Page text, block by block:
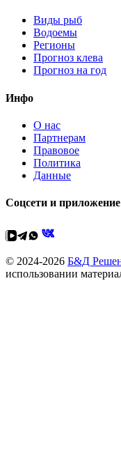
Виды рыб
Водоемы
Регионы
Прогноз клева
Прогноз на год
Инфо
О нас
Партнерам
Правовое
Политика
Данные
Соцсети и приложение
© 2024-2026 Б&Д
использовании